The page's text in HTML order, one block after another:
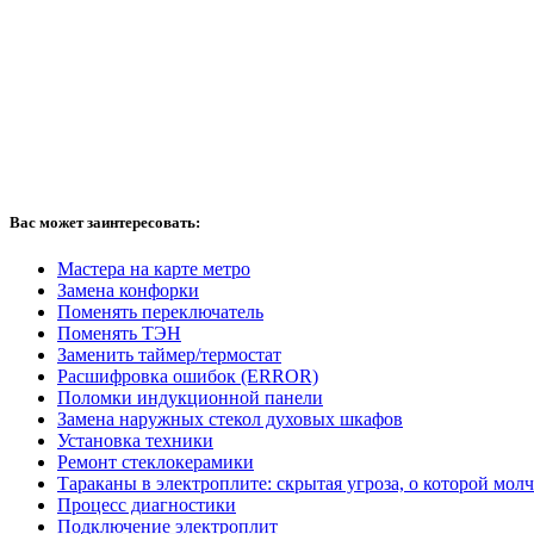
Вас может заинтересовать:
Мастера на карте метро
Замена конфорки
Поменять переключатель
Поменять ТЭН
Заменить таймер/термостат
Расшифровка ошибок (ERROR)
Поломки индукционной панели
Замена наружных стекол духовых шкафов
Установка техники
Ремонт стеклокерамики
Тараканы в электроплите: скрытая угроза, о которой
Процесс диагностики
Подключение электроплит